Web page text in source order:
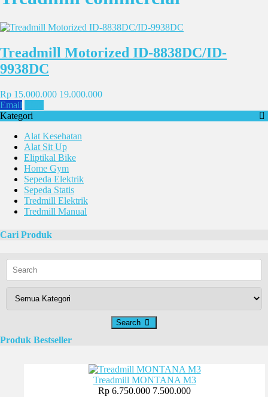
Treadmill Motorized ID-8838DC/ID-
9938DC
Rp 15.000.000 19.000.000
Email
Kategori
Alat Kesehatan
Alat Sit Up
Eliptikal Bike
Home Gym
Sepeda Elektrik
Sepeda Statis
Tredmill Elektrik
Tredmill Manual
Cari Produk
Search
Produk Bestseller
Treadmill MONTANA M3
Rp 6.750.000 7.500.000